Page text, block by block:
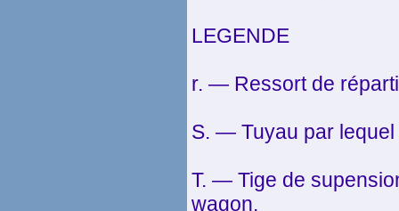
LEGENDE
r. — Ressort de
S. — Tuyau par
T. — Tige de
wagon.